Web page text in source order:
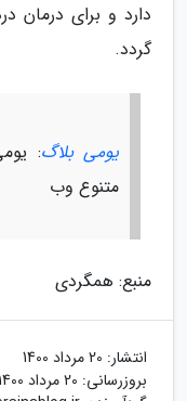
دارد و برای درمان
گردد.
یومی بلاگ:
متنوع وب
منبع: همگردی
انتشار: 20 مرداد 1400
بروزرسانی: 20 مرداد 1400